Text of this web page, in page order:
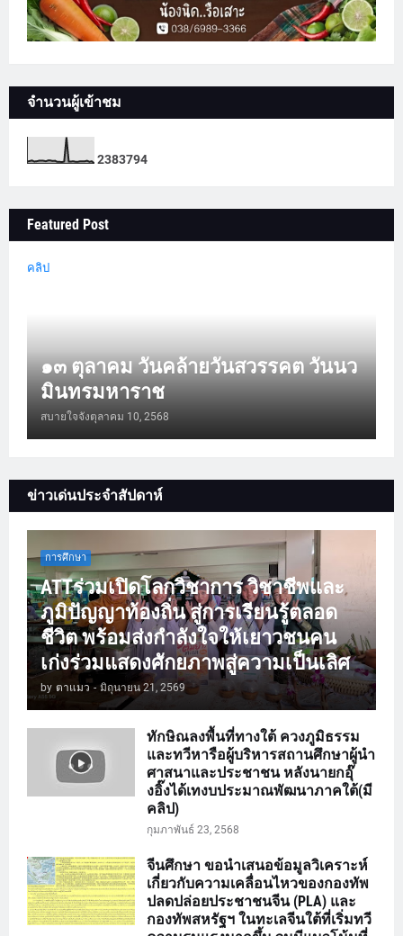
จำนวนผู้เข้าชม
2383794
Featured Post
คลิป
๑๓ ตุลาคม วันคล้ายวันสวรรคต วันนว
มินทรมหาราช
สบายใจจังตุลาคม 10, 2568
ข่าวเด่นประจำสัปดาห์
การศึกษา
ATTร่วมเปิดโลกวิชาการ วิชาชีพและ
ภูมิปัญญาท้องถิ่น สู่การเรียนรู้ตลอด
ชีวิต พร้อมส่งกำลังใจให้เยาวชนคน
เก่งร่วมแสดงศักยภาพสู่ความเป็นเลิศ
by ตาแมว - มิถุนายน 21, 2569
ทักษิณลงพื้นที่ทางใต้ ควงภูมิธรรม
และทวีหารือผู้บริหารสถานศึกษาผู้นำ
ศาสนาและประชาชน หลังนายกอุ๊
งอิ๊งได้เทงบประมาณพัฒนาภาคใต้(มี
คลิป)
กุมภาพันธ์ 23, 2568
จีนศึกษา ขอนำเสนอข้อมูลวิเคราะห์
เกี่ยวกับความเคลื่อนไหวของกองทัพ
ปลดปล่อยประชาชนจีน (PLA) และ
กองทัพสหรัฐฯ ในทะเลจีนใต้ที่เริ่มทวี